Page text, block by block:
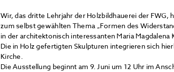
Wir, das dritte Lehrjahr der Holzbildhauerei der FWG,
zum selbst gewählten Thema „Formen des
in der architektonisch interessanten Maria Magdalena
Die in Holz gefertigten Skulpturen integrieren sich
Kirche.
Die Ausstellung beginnt am 9. Juni um 12 Uhr im